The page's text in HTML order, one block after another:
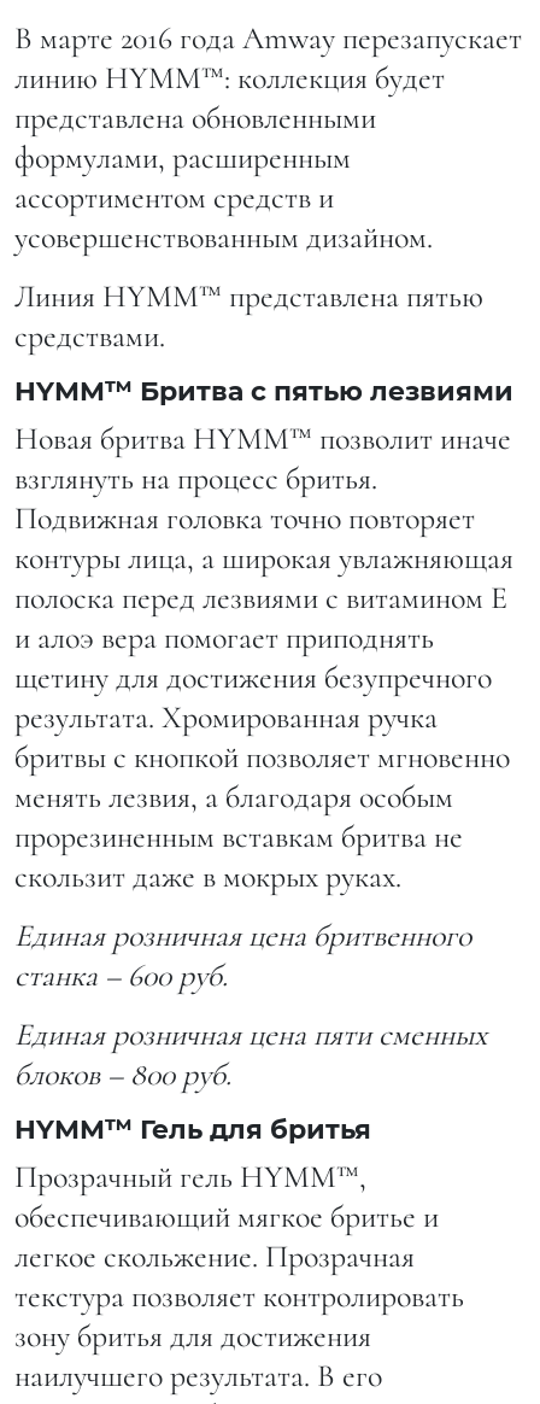
В марте 2016 года Amway перезапускает
линию HYMM™: коллекция будет
представлена обновленными
формулами, расширенным
ассортиментом средств и
усовершенствованным дизайном.
Линия HYMM™ представлена пятью
средствами.
HYMM™ Бритва с пятью лезвиями
Новая бритва HYMM™ позволит иначе
взглянуть на процесс бритья.
Подвижная головка точно повторяет
контуры лица, а широкая увлажняющая
полоска перед лезвиями с витамином Е
и алоэ вера помогает приподнять
щетину для достижения безупречного
результата. Хромированная ручка
бритвы с кнопкой позволяет мгновенно
менять лезвия, а благодаря особым
прорезиненным вставкам бритва не
скользит даже в мокрых руках.
Единая розничная цена бритвенного
станка – 600 руб.
Единая розничная цена пяти сменных
блоков – 800 руб.
HYMM™ Гель для бритья
Прозрачный гель HYMM™,
обеспечивающий мягкое бритье и
легкое скольжение. Прозрачная
текстура позволяет контролировать
зону бритья для достижения
наилучшего результата. В его